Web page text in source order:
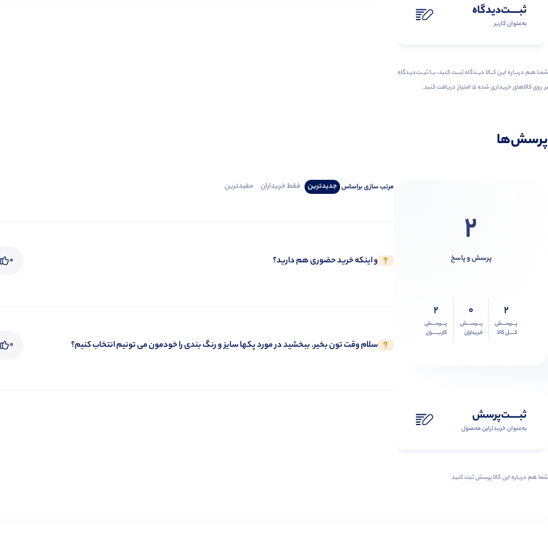
ثبـــــت‌دیدگاه
به‌عنوان کاربر
شمـا هـم دربـاره ایـن کــالا دیــدگاه ثبــت کنید، بــا ثبــت‌دیـدگاه
بر روی کالاهای خریداری شده ۵ امتیاز دریافت کنید.
پرسش‌ها
2
پرسش و پاسخ
2
پـــرســـش
کــــل کالا
0
پـــرســـش
خریداران
2
پـــرســـش
کاربـــــران
ثبـــــت‌پرسش
به‌عنوان ‌خریدار‌این‌ محصول
شما هم درباره این کالا پرسش ثبت کنید
مرتب‌ سازی‌ بر‌اساس جدیدترین فقط‌ خریداران‌ مفیدترین
و اینکه خرید حضوری هم دارید؟ 0
سلام وقت تون بخیر. ببخشید در مورد پکها سایز و رنگ بندی را خودمون می تونیم انتخاب کنیم؟ 0